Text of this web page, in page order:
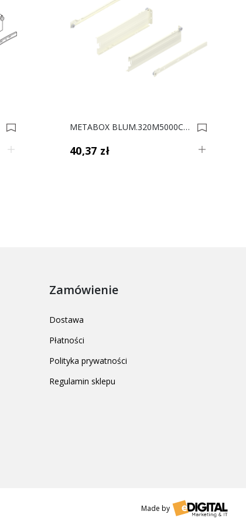
METABOX BLUM.320M5000C15 MX KREM 8.6cm 0001066
40,37 zł
Zamówienie
Dostawa
Płatności
Polityka prywatności
Regulamin sklepu
Made by